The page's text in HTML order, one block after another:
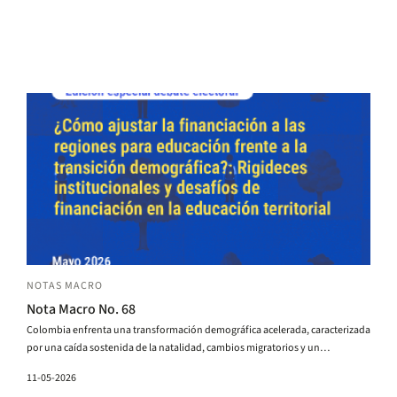
NOTAS MACRO
Nota Macro No. 68
Colombia enfrenta una transformación demográfica acelerada, caracterizada
por una caída sostenida de la natalidad, cambios migratorios y un
matrícula escolar y generando heterogeneidades territoriales cada vez más
11-05-2026